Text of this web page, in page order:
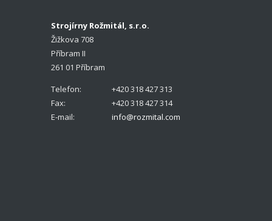
Strojírny Rožmitál, s.r.o.
Žižkova 708
Příbram II
261 01 Příbram
Telefon:
+420 318 427 313
Fax:
+420 318 427 314
E-mail:
info@rozmital.com